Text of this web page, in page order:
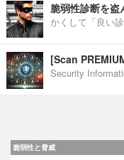
脆弱性診断を盗
かくして「良い
[Scan
Security
脆弱性と脅威